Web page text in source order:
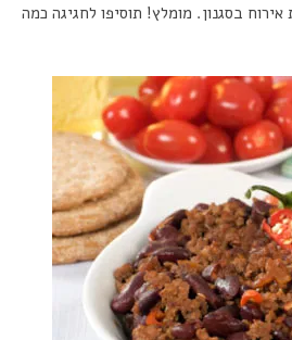
בסגנון. מומלץ! תוסיפו לחגיגה כמה